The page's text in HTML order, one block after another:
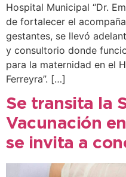
Hospital Municipal “Dr.
de fortalecer el
gestantes, se llevó
y consultorio donde
para la maternidad en el
Ferreyra”. […]
Se transita la
Vacunación
se invita a